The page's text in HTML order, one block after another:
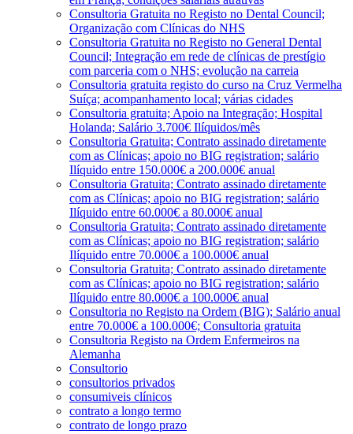
Consultoria Gratuita no Registo no Dental Council;
Organização com Clínicas do NHS
Consultoria Gratuita no Registo no General Dental
Council; Integração em rede de clínicas de prestígio
com parceria com o NHS; evolução na carreia
Consultoria gratuita registo do curso na Cruz Vermelha
Suíça; acompanhamento local; várias cidades
Consultoria gratuita; Apoio na Integração; Hospital
Holanda; Salário 3.700€ Ilíquidos/mês
Consultoria Gratuita; Contrato assinado diretamente
com as Clínicas; apoio no BIG registration; salário
Ilíquido entre 150.000€ a 200.000€ anual
Consultoria Gratuita; Contrato assinado diretamente
com as Clínicas; apoio no BIG registration; salário
Ilíquido entre 60.000€ a 80.000€ anual
Consultoria Gratuita; Contrato assinado diretamente
com as Clínicas; apoio no BIG registration; salário
Ilíquido entre 70.000€ a 100.000€ anual
Consultoria Gratuita; Contrato assinado diretamente
com as Clínicas; apoio no BIG registration; salário
Ilíquido entre 80.000€ a 100.000€ anual
Consultoria no Registo na Ordem (BIG); Salário anual
entre 70.000€ a 100.000€; Consultoria gratuita
Consultoria Registo na Ordem Enfermeiros na
Alemanha
Consultorio
consultorios privados
consumiveis clínicos
contrato a longo termo
contrato de longo prazo